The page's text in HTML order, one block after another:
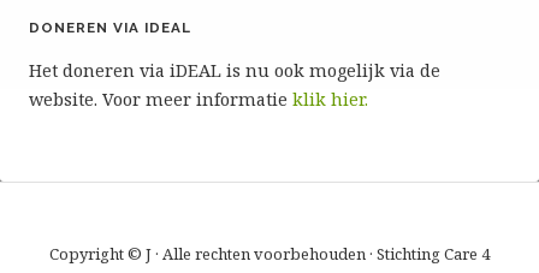
DONEREN VIA IDEAL
Het doneren via iDEAL is nu ook mogelijk via de
website. Voor meer informatie klik hier.
Copyright © J · Alle rechten voorbehouden · Stichting Care 4